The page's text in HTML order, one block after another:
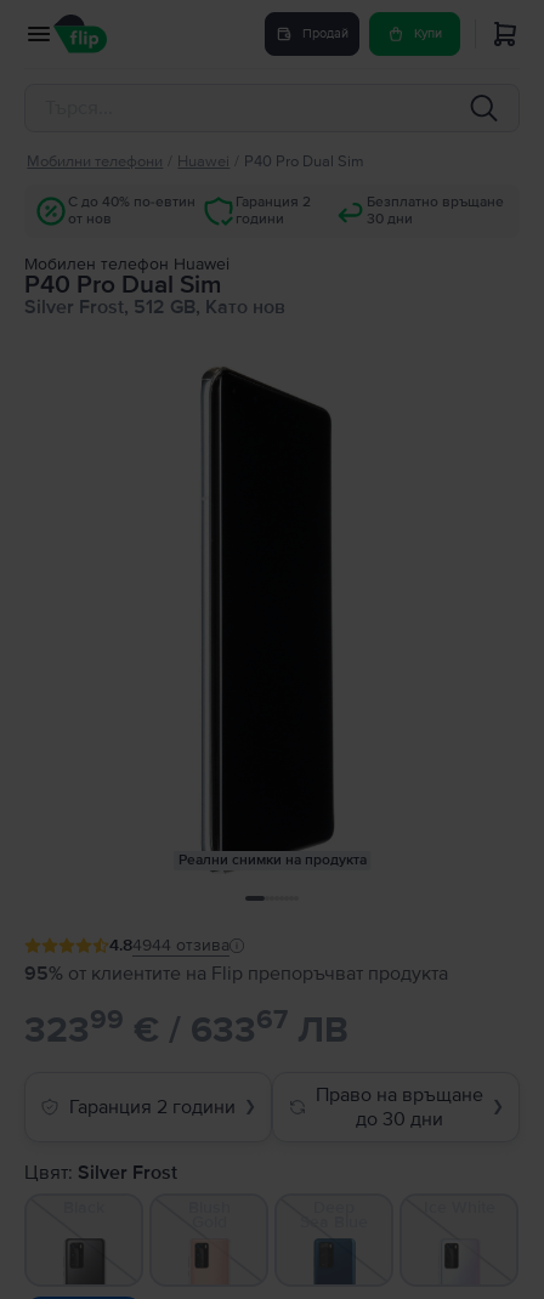
Продай Купи
Мобилни телефони Huawei P40 Pro Dual Sim
С до 40% по-евтин
от нов
Гаранция 2
години
Безплатно връщане
30 дни
Мобилен телефон Huawei
P40 Pro Dual Sim
Silver Frost, 512 GB, Като нов
Реални снимки на продукта
4.84944 отзива
95% от клиентите на Flip препоръчват продукта
32399 € / 63367 ЛВ
Гаранция 2 години ❯
Право на връщане
до 30 дни
❯
Цвят: Silver Frost